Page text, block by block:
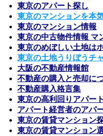
東京のアパート探し
東京のマンションを本
東京のマンション情報
東京の中古物件情報 マ
東京のめぼしい土地は
東京の土地うりぼうチ
大阪の不動産情報館
不動産の購入と売却に
不動産購入格言集
東京の高利回りアパー
アパート経営者のアパ
東京の賃貸マンション
東京の賃貸マンション